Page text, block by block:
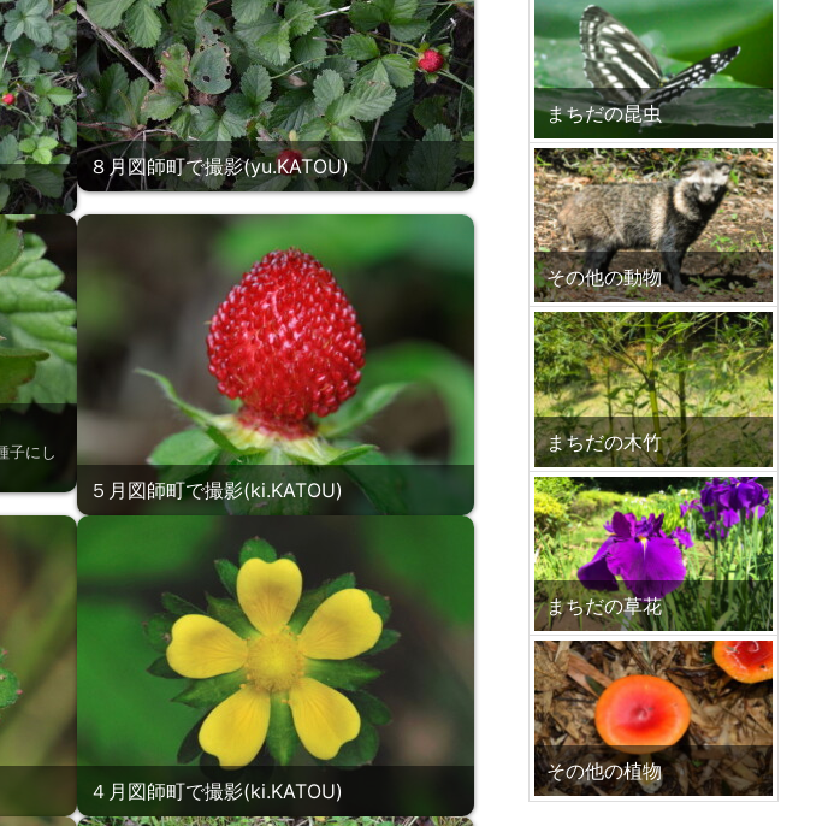
８月図師町で撮影(yu.KATOU)
子にし
５月図師町で撮影(ki.KATOU)
４月図師町で撮影(ki.KATOU)
まちだの昆虫
その他の動物
まちだの木竹
まちだの草花
その他の植物